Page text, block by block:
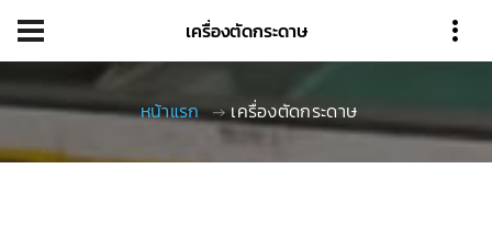
เครื่องตัดกระดาษ
หน้าแรก เครื่องตัดกระดาษ